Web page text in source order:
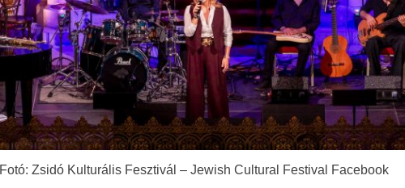
Fotó: Zsidó Kulturális Fesztivál – Jewish Cultural Festival Facebook